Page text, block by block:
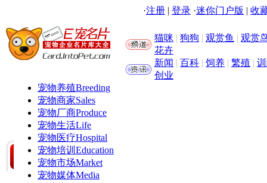
·注册 | 登录 ·迷你门户版 | 收
猫咪 | 狗狗 | 观赏鱼 | 观赏
花卉
新闻 | 百科 | 饲养 | 繁殖 |
创业
宠物养殖Breeding
宠物商家Sales
宠物厂商Produce
宠物生活Life
宠物医疗Hospital
宠物培训 Education
宠物市场Market
宠物媒体Media